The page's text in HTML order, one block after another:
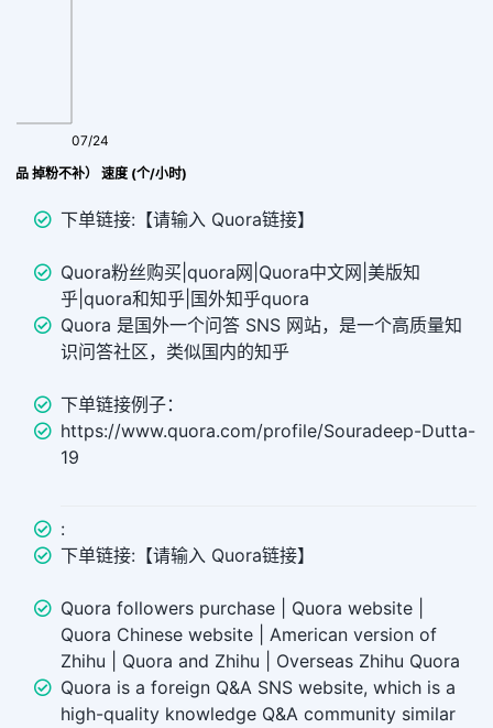
品 掉粉不补） 速度 (个/小时)
07/24
下单链接:【请输入 Quora链接】
Quora粉丝购买|quora网|Quora中文网|美版知
乎|quora和知乎|国外知乎quora
Quora 是国外一个问答 SNS 网站，是一个高质量知
识问答社区，类似国内的知乎
下单链接例子：
https://www.quora.com/profile/Souradeep-Dutta-
19
:
下单链接:【请输入 Quora链接】
Quora followers purchase | Quora website |
Quora Chinese website | American version of
Zhihu | Quora and Zhihu | Overseas Zhihu Quora
Quora is a foreign Q&A SNS website, which is a
high-quality knowledge Q&A community similar